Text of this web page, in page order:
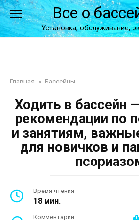
Перейти
к
контенту
Все о
Установка, обслуживание,
Главная » Бассейны
Ходить в бассейн
рекомендации по
и занятиям,
для новичков и
Время чтения
18 мин.
Комментарии